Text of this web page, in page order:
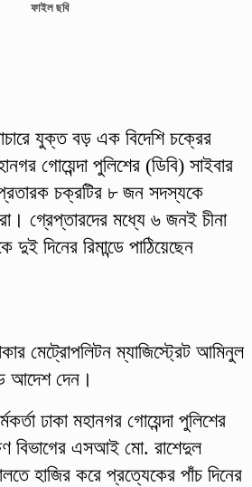
ফাইল ছবি
যুক্ত বড় এক বিদেশি চক্রের
গোয়েন্দা পুলিশের (ডিবি) সাইবার
চক্রটির ৮ জন সদস্যকে
গ্রেপ্তারদের মধ্যে ৬ জনই চীনা
দিনের রিমান্ডে পাঠিয়েছেন
মেট্রোপলিটন ম্যাজিস্ট্রেট আমিনুল
আদেশ দেন।
ঢাকা মহানগর গোয়েন্দা পুলিশের
বিভাগের এসআই মো. রাশেদুল
হাজির করে প্রত্যেকের পাঁচ দিনের